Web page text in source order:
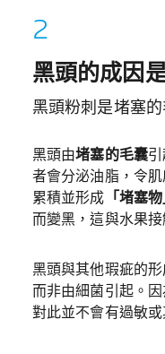
黑頭的成因
黑頭粉刺是堵塞
黑頭由堵塞的毛囊
者會分泌油脂，令
累積並形成 「堵塞物
而變黑，這與水果
黑頭與其他瑕疵的
而非由細菌引起。
對此並不會有過敏或